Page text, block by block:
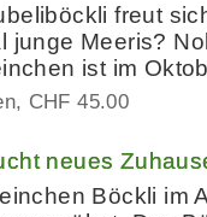
freut
junge Meeris?
ist im
CHF 45.00
neues
Böckli im